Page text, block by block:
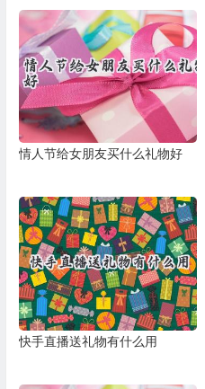
情人节给女朋友买什么礼物好
快手直播送礼物有什么用